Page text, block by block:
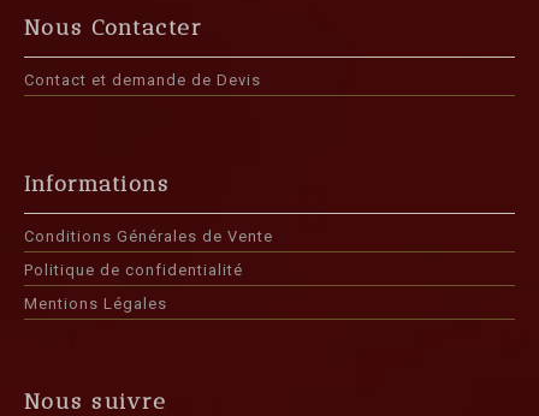
Nous Contacter
Contact et demande de Devis
Informations
Conditions Générales de Vente
Politique de confidentialité
Mentions Légales
Nous suivre